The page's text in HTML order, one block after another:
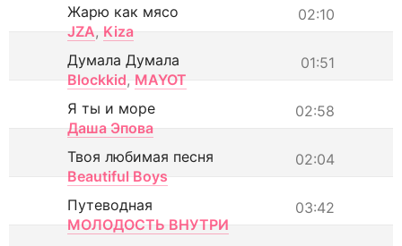
02:10
Жарю как мясо
JZA, Kiza
01:51
Думала Думала
Blockkid, MAYOT
02:58
Я ты и море
Даша Эпова
02:04
Твоя любимая песня
Beautiful Boys
03:42
Путеводная
МОЛОДОСТЬ ВНУТРИ